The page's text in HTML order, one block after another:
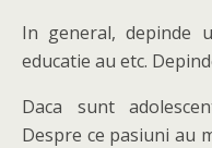
In general, depinde
educatie au etc.
Daca sunt
Despre ce pasiuni au